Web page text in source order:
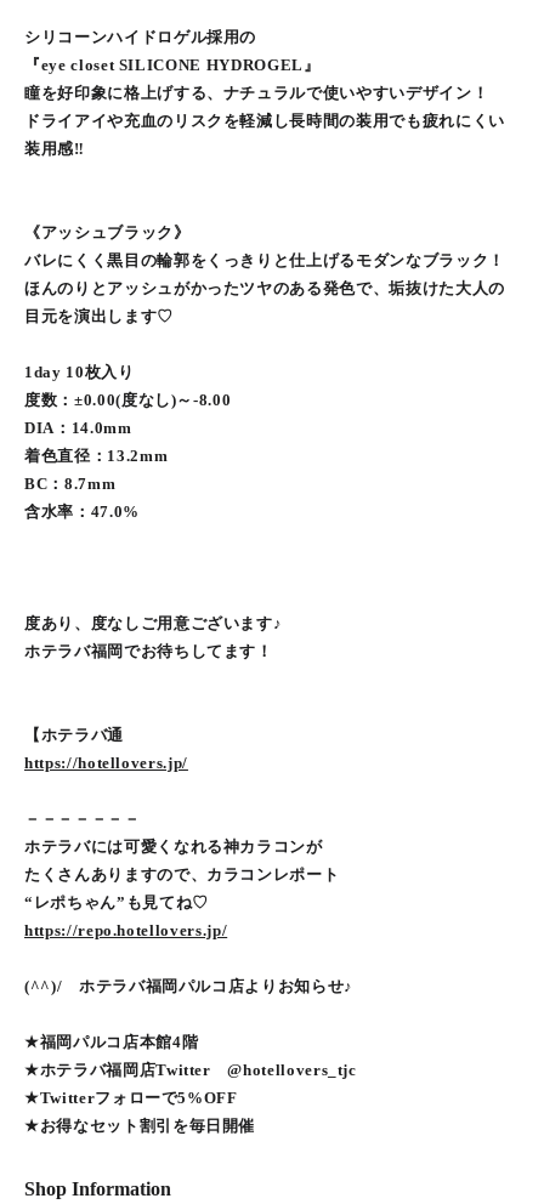
シリコーンハイドロゲル採用の
『eye closet SILICONE HYDROGEL』
瞳を好印象に格上げする、ナチュラルで使いやすいデザイン！
ドライアイや充血のリスクを軽減し長時間の装用でも疲れにくい
装用感‼︎
《アッシュブラック》
バレにくく黒目の輪郭をくっきりと仕上げるモダンなブラック！
ほんのりとアッシュがかったツヤのある発色で、垢抜けた大人の
目元を演出します♡
1day 10枚入り
度数：±0.00(度なし)～-8.00
DIA：14.0mm
着色直径：13.2mm
BC：8.7mm
含水率：47.0%
度あり、度なしご用意ございます♪
ホテラバ福岡でお待ちしてます！
【ホテラバ通
https://hotellovers.jp/
－－－－－－－
ホテラバには可愛くなれる神カラコンが
たくさんありますので、カラコンレポート
“レポちゃん”も見てね♡
https://repo.hotellovers.jp/
(^^)/ ホテラバ福岡パルコ店よりお知らせ♪
★福岡パルコ店本館4階
★ホテラバ福岡店Twitter @hotellovers_tjc
★Twitterフォローで5%OFF
★お得なセット割引を毎日開催
Shop Information